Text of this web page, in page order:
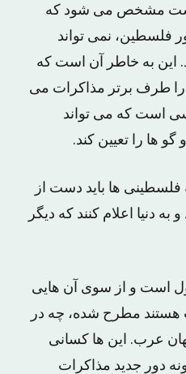
است مشخص می شود که
فلسطین، نمی تواند
این به خاطر آن است که
طرف برتر مذاکرات می
است که می تواند
ها را تعیین کند.
فلسطینی ها باید دست از
دنیا اعلام کنند که دیگر
است و از سوی آن هایی
هستند مطرح شده، چه در
عرب. این ها کسانی
دور جدید مذاکرات